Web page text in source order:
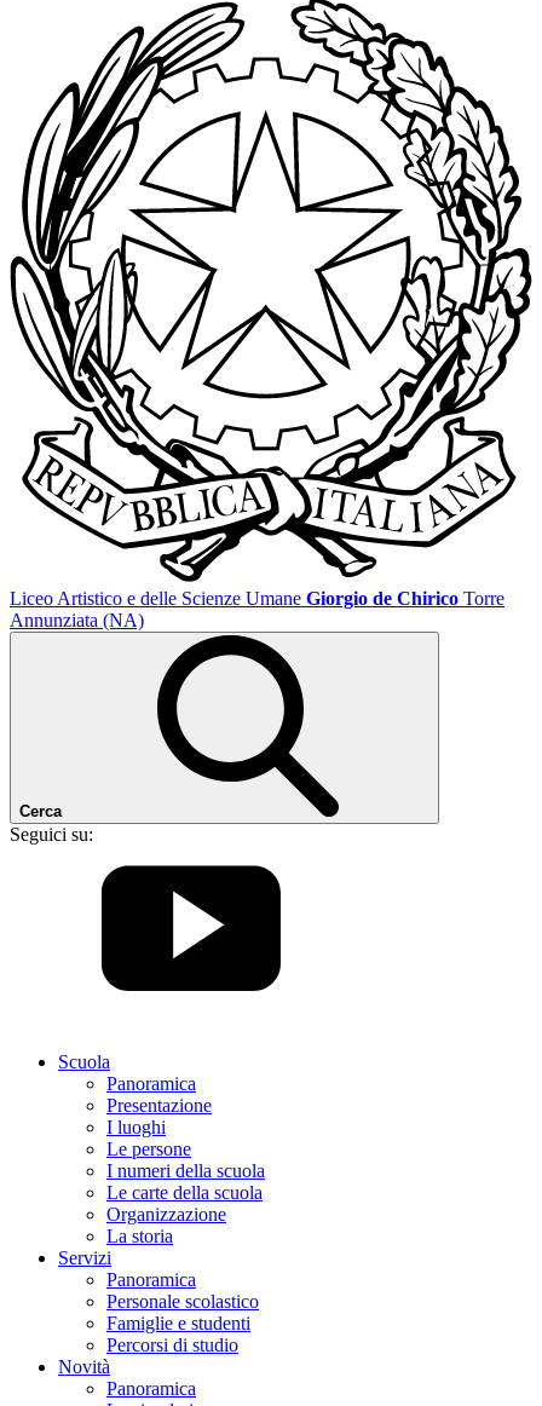
Liceo Artistico e delle Scienze Umane Giorgio de Chirico Torre
Annunziata (NA)
Cerca
Seguici su:
Scuola
Panoramica
Presentazione
I luoghi
Le persone
I numeri della scuola
Le carte della scuola
Organizzazione
La storia
Servizi
Panoramica
Personale scolastico
Famiglie e studenti
Percorsi di studio
Novità
Panoramica